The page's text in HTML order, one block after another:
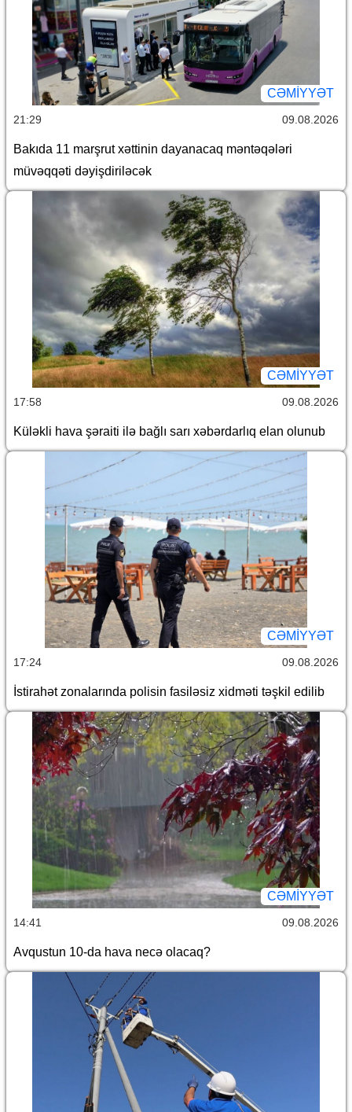
CƏMİYYƏT
21:29 09.08.2026
Bakıda 11 marşrut xəttinin dayanacaq məntəqələri
müvəqqəti dəyişdiriləcək
CƏMİYYƏT
17:58 09.08.2026
Küləkli hava şəraiti ilə bağlı sarı xəbərdarlıq elan olunub
CƏMİYYƏT
17:24 09.08.2026
İstirahət zonalarında polisin fasiləsiz xidməti təşkil edilib
CƏMİYYƏT
14:41 09.08.2026
Avqustun 10-da hava necə olacaq?